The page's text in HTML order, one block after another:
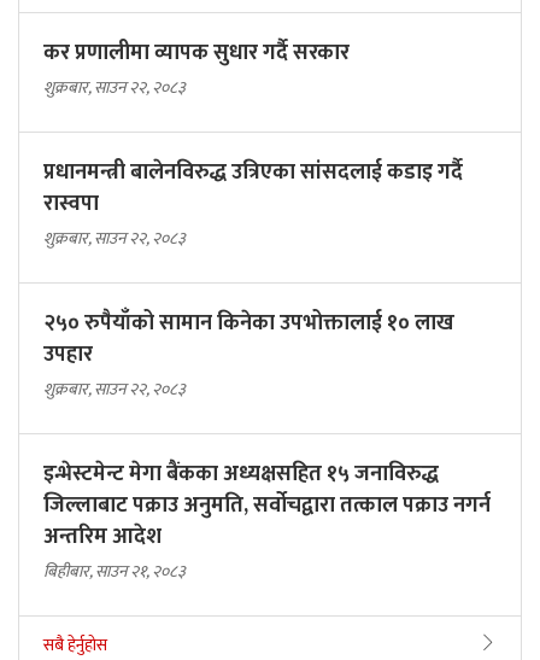
कर प्रणालीमा व्यापक सुधार गर्दै सरकार
शुक्रबार, साउन २२, २०८३
प्रधानमन्त्री बालेनविरुद्ध उत्रिएका सांसदलाई कडाइ गर्दै
रास्वपा
शुक्रबार, साउन २२, २०८३
२५० रुपैयाँको सामान किनेका उपभोक्तालाई १० लाख
उपहार
शुक्रबार, साउन २२, २०८३
इन्भेस्टमेन्ट मेगा बैंकका अध्यक्षसहित १५ जनाविरुद्ध
जिल्लाबाट पक्राउ अनुमति, सर्वोचद्वारा तत्काल पक्राउ नगर्न
अन्तरिम आदेश
बिहीबार, साउन २१, २०८३
सबै हेर्नुहोस